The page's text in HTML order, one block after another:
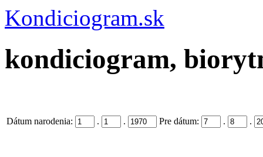
Kondiciogram.sk
kondiciogram,
Dátum narodenia: . . Pre dátum: . .